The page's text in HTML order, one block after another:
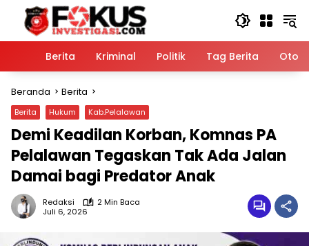
Langsung
konten
HomeBerita Kriminal Politik Tag Berita
Beranda Berita
Berita Hukum Kab.Pelalawan
Demi Keadilan Korban, Komnas PA
Pelalawan Tegaskan Tak Ada Jalan
Damai bagi Predator Anak
Redaksi
2 Min Baca
Juli 6, 2026